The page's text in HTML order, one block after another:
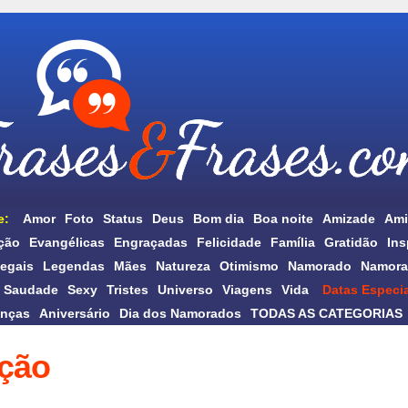
Amor Foto Status Deus Bom dia Boa noite Amizade
Evangélicas Engraçadas Felicidade Família Gratidão
Legendas Mães Natureza Otimismo Namorado
Saudade Sexy Tristes Universo Viagens Vida Datas
Aniversário Dia dos Namorados TODAS AS CATEGORIAS